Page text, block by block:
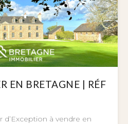
EN BRETAGNE | RÉF
d’Exception à vendre en